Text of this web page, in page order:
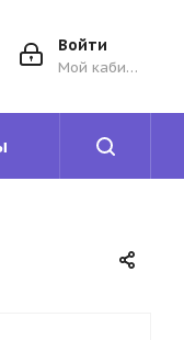
Войти
Мой кабинет